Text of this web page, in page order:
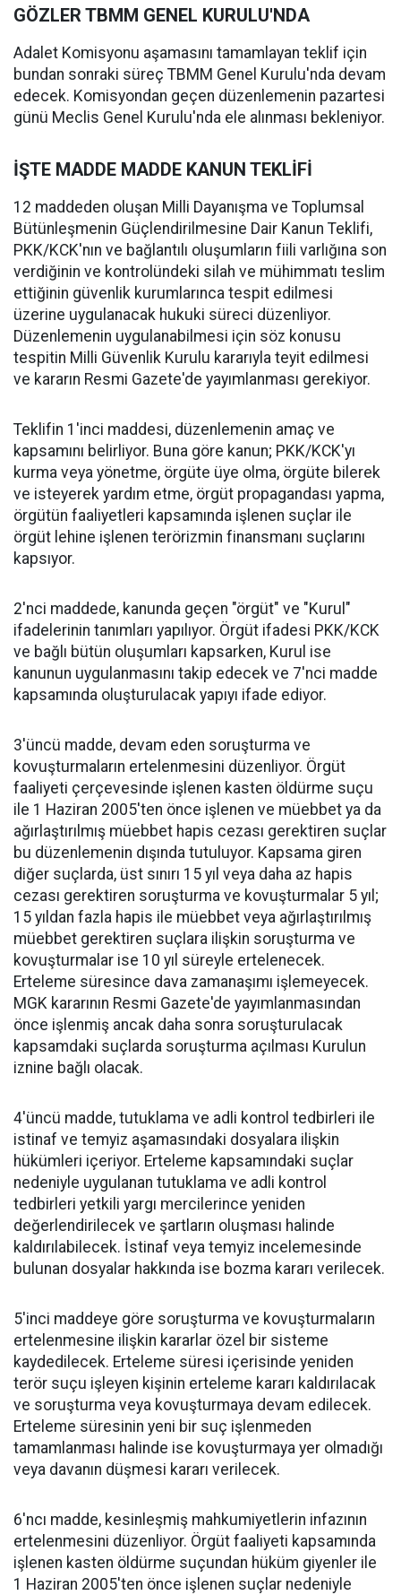
GÖZLER TBMM GENEL KURULU'NDA
Adalet Komisyonu aşamasını tamamlayan teklif için
bundan sonraki süreç TBMM Genel Kurulu'nda devam
edecek. Komisyondan geçen düzenlemenin pazartesi
günü Meclis Genel Kurulu'nda ele alınması bekleniyor.
İŞTE MADDE MADDE KANUN TEKLİFİ
12 maddeden oluşan Milli Dayanışma ve Toplumsal
Bütünleşmenin Güçlendirilmesine Dair Kanun Teklifi,
PKK/KCK'nın ve bağlantılı oluşumların fiili varlığına son
verdiğinin ve kontrolündeki silah ve mühimmatı teslim
ettiğinin güvenlik kurumlarınca tespit edilmesi
üzerine uygulanacak hukuki süreci düzenliyor.
Düzenlemenin uygulanabilmesi için söz konusu
tespitin Milli Güvenlik Kurulu kararıyla teyit edilmesi
ve kararın Resmi Gazete'de yayımlanması gerekiyor.
Teklifin 1'inci maddesi, düzenlemenin amaç ve
kapsamını belirliyor. Buna göre kanun; PKK/KCK'yı
kurma veya yönetme, örgüte üye olma, örgüte bilerek
ve isteyerek yardım etme, örgüt propagandası yapma,
örgütün faaliyetleri kapsamında işlenen suçlar ile
örgüt lehine işlenen terörizmin finansmanı suçlarını
kapsıyor.
2'nci maddede, kanunda geçen "örgüt" ve "Kurul"
ifadelerinin tanımları yapılıyor. Örgüt ifadesi PKK/KCK
ve bağlı bütün oluşumları kapsarken, Kurul ise
kanunun uygulanmasını takip edecek ve 7'nci madde
kapsamında oluşturulacak yapıyı ifade ediyor.
3'üncü madde, devam eden soruşturma ve
kovuşturmaların ertelenmesini düzenliyor. Örgüt
faaliyeti çerçevesinde işlenen kasten öldürme suçu
ile 1 Haziran 2005'ten önce işlenen ve müebbet ya da
ağırlaştırılmış müebbet hapis cezası gerektiren suçlar
bu düzenlemenin dışında tutuluyor. Kapsama giren
diğer suçlarda, üst sınırı 15 yıl veya daha az hapis
cezası gerektiren soruşturma ve kovuşturmalar 5 yıl;
15 yıldan fazla hapis ile müebbet veya ağırlaştırılmış
müebbet gerektiren suçlara ilişkin soruşturma ve
kovuşturmalar ise 10 yıl süreyle ertelenecek.
Erteleme süresince dava zamanaşımı işlemeyecek.
MGK kararının Resmi Gazete'de yayımlanmasından
önce işlenmiş ancak daha sonra soruşturulacak
kapsamdaki suçlarda soruşturma açılması Kurulun
iznine bağlı olacak.
4'üncü madde, tutuklama ve adli kontrol tedbirleri ile
istinaf ve temyiz aşamasındaki dosyalara ilişkin
hükümleri içeriyor. Erteleme kapsamındaki suçlar
nedeniyle uygulanan tutuklama ve adli kontrol
tedbirleri yetkili yargı mercilerince yeniden
değerlendirilecek ve şartların oluşması halinde
kaldırılabilecek. İstinaf veya temyiz incelemesinde
bulunan dosyalar hakkında ise bozma kararı verilecek.
5'inci maddeye göre soruşturma ve kovuşturmaların
ertelenmesine ilişkin kararlar özel bir sisteme
kaydedilecek. Erteleme süresi içerisinde yeniden
terör suçu işleyen kişinin erteleme kararı kaldırılacak
ve soruşturma veya kovuşturmaya devam edilecek.
Erteleme süresinin yeni bir suç işlenmeden
tamamlanması halinde ise kovuşturmaya yer olmadığı
veya davanın düşmesi kararı verilecek.
6'ncı madde, kesinleşmiş mahkumiyetlerin infazının
ertelenmesini düzenliyor. Örgüt faaliyeti kapsamında
işlenen kasten öldürme suçundan hüküm giyenler ile
1 Haziran 2005'ten önce işlenen suçlar nedeniyle